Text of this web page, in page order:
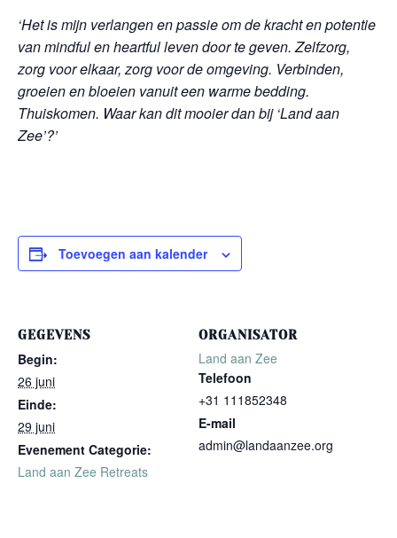
‘Het is mijn verlangen en passie om de kracht en potentie
van mindful en heartful leven door te geven. Zelfzorg,
zorg voor elkaar, zorg voor de omgeving. Verbinden,
groeien en bloeien vanuit een warme bedding.
Thuiskomen. Waar kan dit mooier dan bij ‘Land aan
Zee’?’
Toevoegen aan kalender
GEGEVENS
Begin:
26 juni
Einde:
29 juni
Evenement Categorie:
Land aan Zee Retreats
ORGANISATOR
Land aan Zee
Telefoon
+31 111852348
E-mail
admin@landaanzee.org